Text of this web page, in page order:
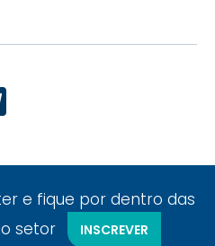
e fique por dentro das
setor
INSCREVER